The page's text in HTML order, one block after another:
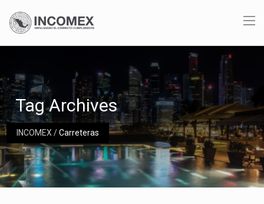
INCOMEX/Carreteras
Tag Archives